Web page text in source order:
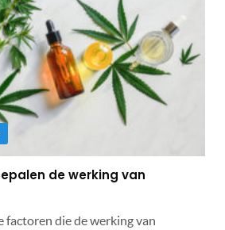
de werking van
factoren die de werking van